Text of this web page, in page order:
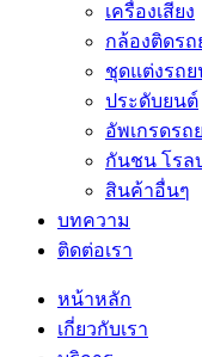
เครื่องเสียง
กล้องติดร
ชุดแต่งรถ
ประดับยนต์
อัพเกรดรถ
กันชน โรล
สินค้าอื่นๆ
บทความ
ติดต่อเรา
หน้าหลัก
เกี่ยวกับเรา